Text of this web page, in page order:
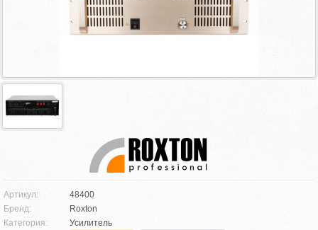
Артикул:
48400
Бренд:
Roxton
Категория:
Усилитель